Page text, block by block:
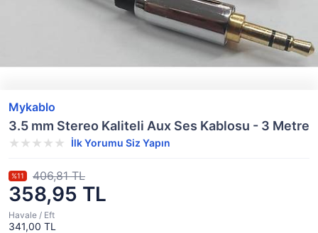
Mykablo
3.5 mm Stereo Kaliteli Aux Ses Kablosu - 3 Metre
İlk Yorumu Siz Yapın
358,95 TL
%11 406,81 TL
Havale / Eft
341,00 TL